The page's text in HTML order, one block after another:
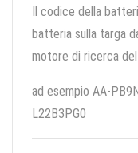
Il codice della
batteria sulla targa
motore di ricerca
ad esempio AA-
L22B3PG0